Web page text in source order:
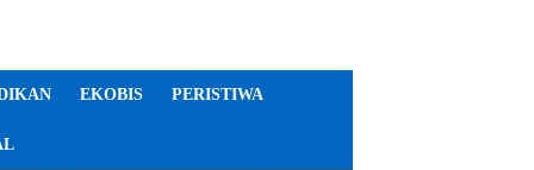
EKOBIS PERISTIWA